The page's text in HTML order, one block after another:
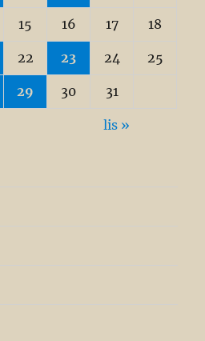
15 16 17 18
22 23 24 25
29 30 31
lis »